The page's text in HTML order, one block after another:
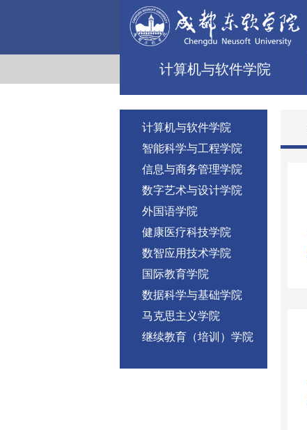
计算机与软件学院
计算机与软件学院
智能科学与工程学院
信息与商务管理学院
数字艺术与设计学院
外国语学院
健康医疗科技学院
数智应用技术学院
国际教育学院
数据科学与基础学院
马克思主义学院
继续教育（培训）学院